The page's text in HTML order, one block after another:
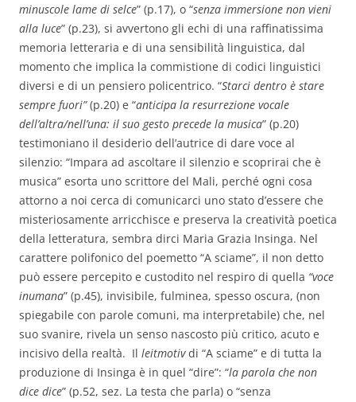
minuscole lame di selce” (p.17), o “senza immersione non vieni
alla luce” (p.23), si avvertono gli echi di una raffinatissima
memoria letteraria e di una sensibilità linguistica, dal
momento che implica la commistione di codici linguistici
diversi e di un pensiero policentrico. “Starci dentro è stare
sempre fuori”(p.20) e “anticipa la resurrezione vocale
dell’altra/nell’una: il suo gesto precede la musica” (p.20)
testimoniano il desiderio dell’autrice di dare voce al
silenzio: “Impara ad ascoltare il silenzio e scoprirai che è
musica” esorta uno scrittore del Mali, perché ogni cosa
attorno a noi cerca di comunicarci uno stato d’essere che
misteriosamente arricchisce e preserva la creatività poetica
della letteratura, sembra dirci Maria Grazia Insinga. Nel
carattere polifonico del poemetto “A sciame”, il non detto
può essere percepito e custodito nel respiro di quella “voce
inumana” (p.45), invisibile, fulminea, spesso oscura, (non
spiegabile con parole comuni, ma interpretabile) che, nel
suo svanire, rivela un senso nascosto più critico, acuto e
incisivo della realtà. Il leitmotivdi “A sciame” e di tutta la
produzione di Insinga è in quel “dire”: “la parola che non
dice dice” (p.52, sez. La testa che parla) o “senza